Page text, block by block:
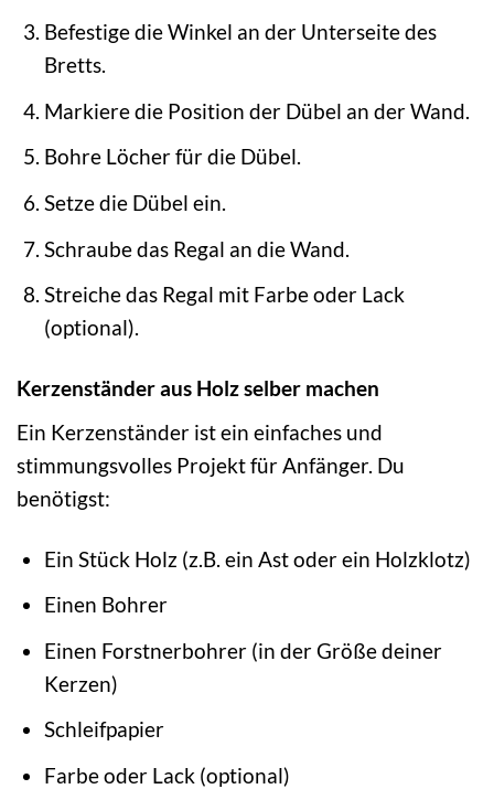
Befestige die Winkel an der Unterseite des
Bretts.
Markiere die Position der Dübel an der Wand.
Bohre Löcher für die Dübel.
Setze die Dübel ein.
Schraube das Regal an die Wand.
Streiche das Regal mit Farbe oder Lack
(optional).
Kerzenständer aus Holz selber machen
Ein Kerzenständer ist ein einfaches und
stimmungsvolles Projekt für Anfänger. Du
benötigst:
Ein Stück Holz (z.B. ein Ast oder ein Holzklotz)
Einen Bohrer
Einen Forstnerbohrer (in der Größe deiner
Kerzen)
Schleifpapier
Farbe oder Lack (optional)